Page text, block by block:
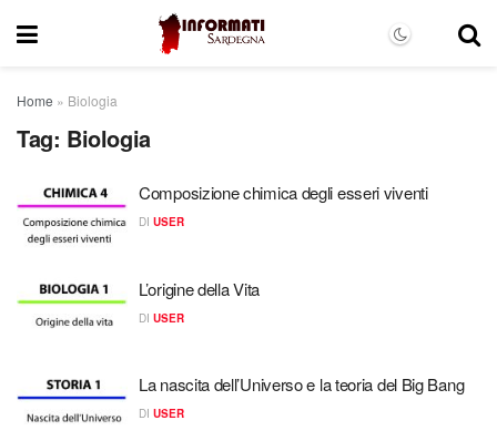
Home » Biologia
Tag: Biologia
Composizione chimica degli esseri viventi
DI USER
L’origine della Vita
DI USER
La nascita dell’Universo e la teoria del Big Bang
DI USER